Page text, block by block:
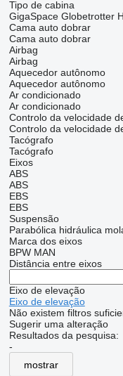
Tipo de cabina
GigaSpace Globetrotter
Cama auto dobrar
Cama auto dobrar
Airbag
Airbag
Aquecedor autônomo
Aquecedor autônomo
Ar condicionado
Ar condicionado
Controlo da velocidade
Controlo da velocidade
Tacógrafo
Tacógrafo
Eixos
ABS
ABS
EBS
EBS
Suspensão
Parabólica hidráulica
Marca dos eixos
BPW MAN
Distância entre eixos
Eixo de elevação
Eixo de elevação
Não existem filtros
Sugerir uma alteração
Resultados da pesquisa:
-
mostrar